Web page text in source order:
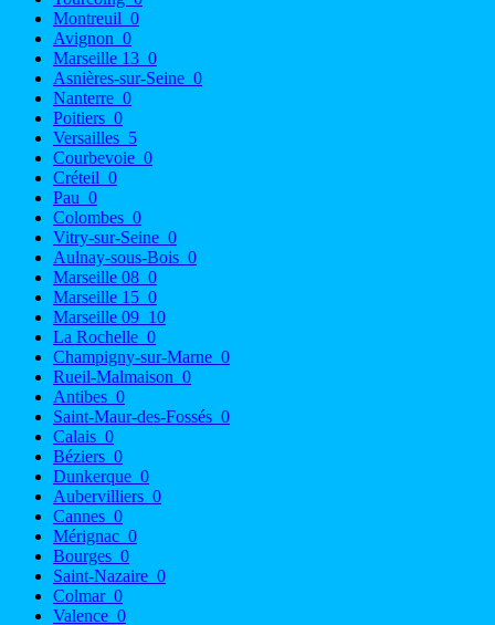
Montreuil 0
Avignon 0
Marseille 13 0
Asnières-sur-Seine 0
Nanterre 0
Poitiers 0
Versailles 5
Courbevoie 0
Créteil 0
Pau 0
Colombes 0
Vitry-sur-Seine 0
Aulnay-sous-Bois 0
Marseille 08 0
Marseille 15 0
Marseille 09 10
La Rochelle 0
Champigny-sur-Marne 0
Rueil-Malmaison 0
Antibes 0
Saint-Maur-des-Fossés 0
Calais 0
Béziers 0
Dunkerque 0
Aubervilliers 0
Cannes 0
Mérignac 0
Bourges 0
Saint-Nazaire 0
Colmar 0
Valence 0